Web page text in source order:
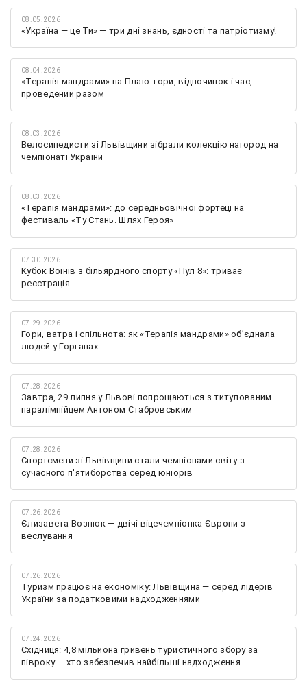
08.05.2026
«Україна — це Ти» — три дні знань, єдності та патріотизму!
08.04.2026
«Терапія мандрами» на Плаю: гори, відпочинок і час,
проведений разом
08.03.2026
Велосипедисти зі Львівщини зібрали колекцію нагород на
чемпіонаті України
08.03.2026
«Терапія мандрами»: до середньовічної фортеці на
фестиваль «Ту Стань. Шлях Героя»
07.30.2026
Кубок Воїнів з більярдного спорту «Пул 8»: триває
реєстрація
07.29.2026
Гори, ватра і спільнота: як «Терапія мандрами» об’єднала
людей у Горганах
07.28.2026
Завтра, 29 липня у Львові попрощаються з титулованим
паралімпійцем Антоном Стабровським
07.28.2026
Спортсмени зі Львівщини стали чемпіонами світу з
сучасного п'ятиборства серед юніорів
07.26.2026
Єлизавета Вознюк — двічі віцечемпіонка Європи з
веслування
07.26.2026
Туризм працює на економіку: Львівщина — серед лідерів
України за податковими надходженнями
07.24.2026
Східниця: 4,8 мільйона гривень туристичного збору за
півроку — хто забезпечив найбільші надходження